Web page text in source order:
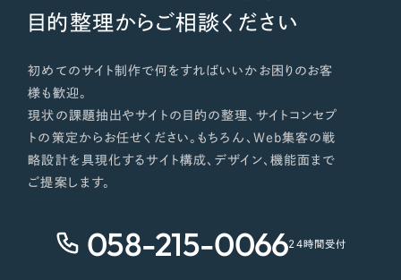
目的整理からご相談ください
初めてのサイト制作で何をすればいいかお困りのお客
様も歓迎。
現状の課題抽出やサイトの目的の整理、サイトコンセプ
トの策定からお任せください。もちろん、Web集客の戦
略設計を具現化するサイト構成、デザイン、機能面まで
ご提案します。
058-215-006624時間受付